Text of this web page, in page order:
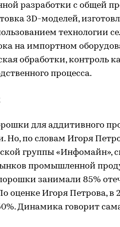
разработки с общей
3D-моделей,
технологии
на импортном
обработки, контроль
процесса.
для аддитивного
Но, по словам Игоря
группы «Инфомайн»,
промышленной
занимали 85%
оценке Игоря Петрова, в
Динамика говорит